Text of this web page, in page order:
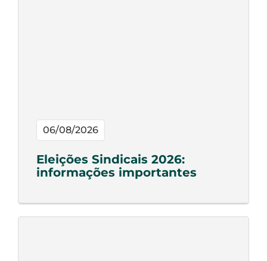
06/08/2026
Eleições Sindicais 2026:
informações importantes